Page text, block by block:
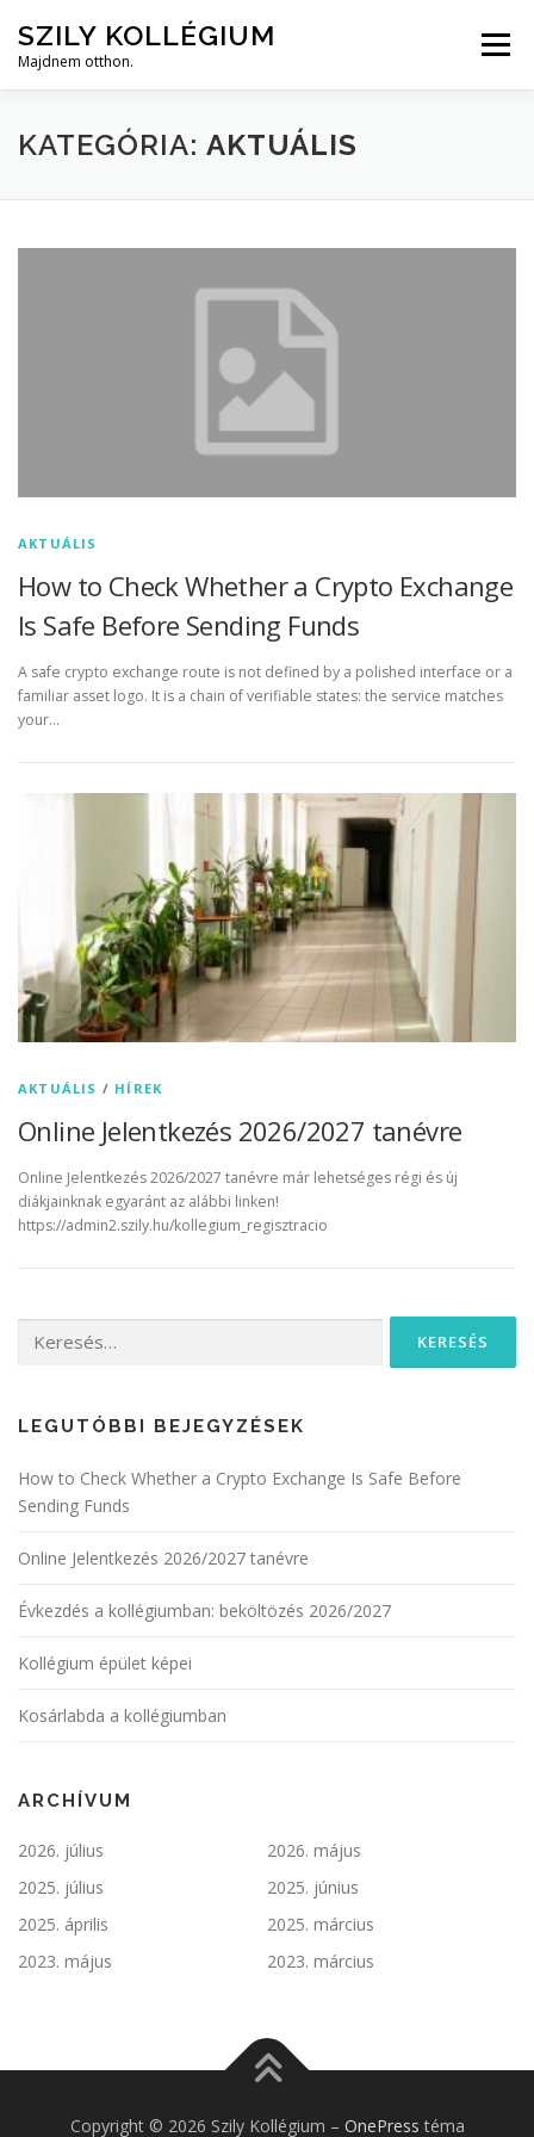
tartalomhoz
SZILY KOLLÉGIUM
Majdnem otthon.
Menü
HOME RÓLUNK KOLLÉGIUMI ÉLET
KATEGÓRIA: AKTUÁLIS
AKTUÁLIS
How to Check Whether a Crypto Exchange
Is Safe Before Sending Funds
A safe crypto exchange route is not defined by a polished interface or a
familiar asset logo. It is a chain of verifiable states: the service matches
your…
AKTUÁLIS / HÍREK
Online Jelentkezés 2026/2027 tanévre
Online Jelentkezés 2026/2027 tanévre már lehetséges régi és új
diákjainknak egyaránt az alábbi linken!
https://admin2.szily.hu/kollegium_regisztracio
LEGUTÓBBI BEJEGYZÉSEK
How to Check Whether a Crypto Exchange Is Safe Before
Sending Funds
Online Jelentkezés 2026/2027 tanévre
Évkezdés a kollégiumban: beköltözés 2026/2027
Kollégium épület képei
Kosárlabda a kollégiumban
ARCHÍVUM
2026. július
2026. május
2025. július
2025. június
2025. április
2025. március
2023. május
2023. március
Copyright © 2026 Szily Kollégium – OnePress téma